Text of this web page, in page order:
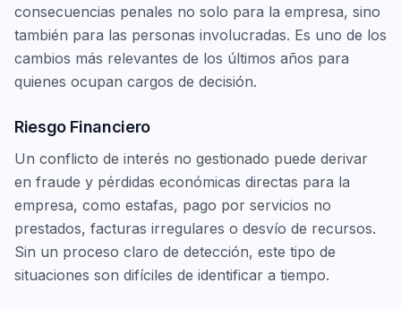
consecuencias penales no solo para la empresa, sino
también para las personas involucradas. Es uno de los
cambios más relevantes de los últimos años para
quienes ocupan cargos de decisión.
Riesgo Financiero
Un conflicto de interés no gestionado puede derivar
en fraude y pérdidas económicas directas para la
empresa, como estafas, pago por servicios no
prestados, facturas irregulares o desvío de recursos.
Sin un proceso claro de detección, este tipo de
situaciones son difíciles de identificar a tiempo.